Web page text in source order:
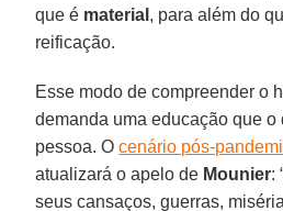
que é material , para além do
reificação.
Esse modo de compreender o
demanda uma educação que o
pessoa. Ocenário pós-
atualizará o apelo de Mounier:
seus cansaços, guerras,